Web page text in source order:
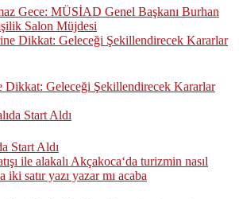
Gece: MÜSİAD Genel Başkanı Burhan
Salon Müjdesi
Dikkat: Geleceği Şekillendirecek Kararlar
Start Aldı